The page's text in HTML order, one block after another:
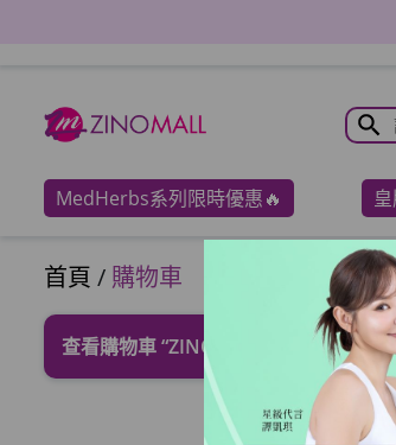
MedHerbs系列限時優惠🔥
首頁 / 購物車
查看購物車“ZINO NMN逆齡緊緻修復